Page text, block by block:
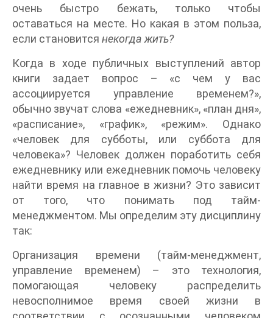
очень быстро бежать, только чтобы
оставаться на месте. Но какая в этом польза,
если становится некогда жить?
Когда в ходе публичных выступлений автор
книги задает вопрос – «с чем у вас
ассоциируется управление временем?»,
обычно звучат слова «ежедневник», «план дня»,
«расписание», «график», «режим». Однако
«человек для субботы, или суббота для
человека»? Человек должен поработить себя
ежедневнику или ежедневник помочь человеку
найти время на главное в жизни? Это зависит
от того, что понимать под тайм-
менеджментом. Мы определим эту дисциплину
так:
Организация времени (тайм-менеджмент,
управление временем) – это технология,
помогающая человеку распределить
невосполнимое время своей жизни в